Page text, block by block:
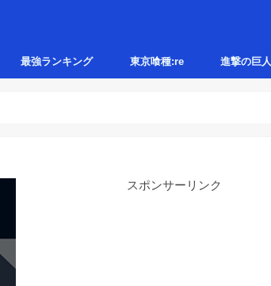
最強ランキング 東京喰種:re 進撃の巨人
スポンサーリンク